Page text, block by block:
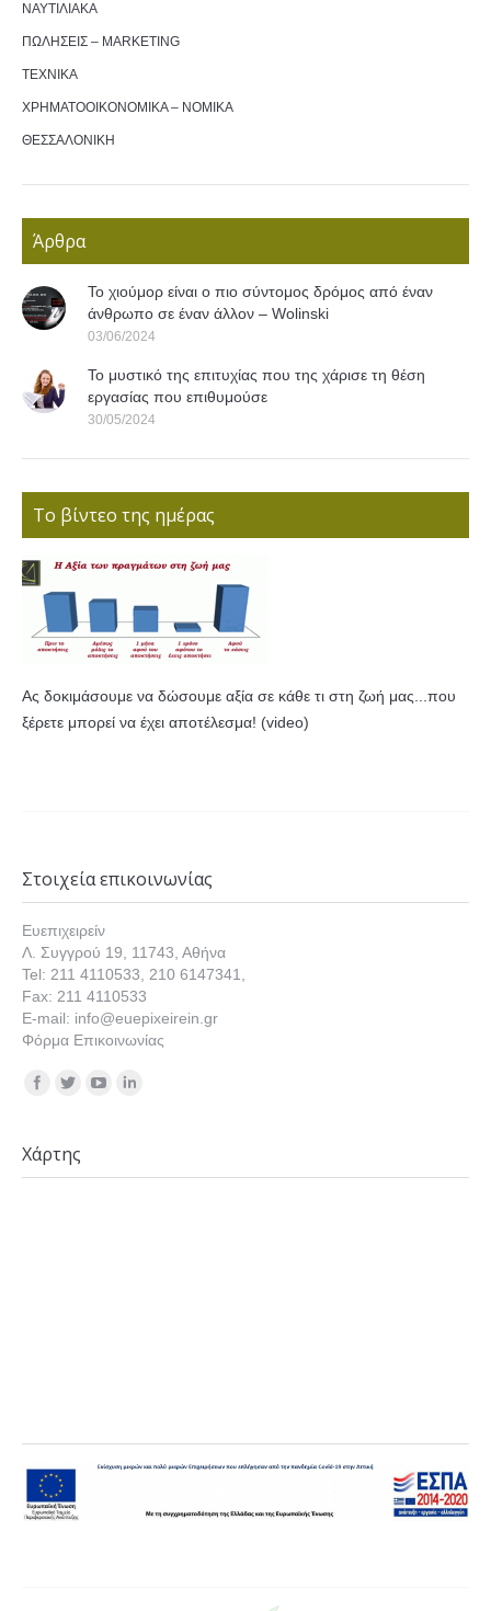
ΝΑΥΤΙΛΙΑΚΑ
ΠΩΛΗΣΕΙΣ – MARKETING
ΤΕΧΝΙΚΑ
ΧΡΗΜΑΤΟΟΙΚΟΝΟΜΙΚΑ – ΝΟΜΙΚΑ
ΘΕΣΣΑΛΟΝΙΚΗ
Άρθρα
Το χιούμορ είναι ο πιο σύντομος δρόμος από έναν
άνθρωπο σε έναν άλλον – Wolinski
03/06/2024
Το μυστικό της επιτυχίας που της χάρισε τη θέση
εργασίας που επιθυμούσε
30/05/2024
Το βίντεο της ημέρας
Ας δοκιμάσουμε να δώσουμε αξία σε κάθε τι στη ζωή μας...που
ξέρετε μπορεί να έχει αποτέλεσμα! (video)
Στοιχεία επικοινωνίας
Ευεπιχειρείν
Λ. Συγγρού 19, 11743, Αθήνα
Tel: 211 4110533, 210 6147341,
Fax: 211 4110533
E-mail: info@euepixeirein.gr
Φόρμα Επικοινωνίας
Find us on:
Χάρτης